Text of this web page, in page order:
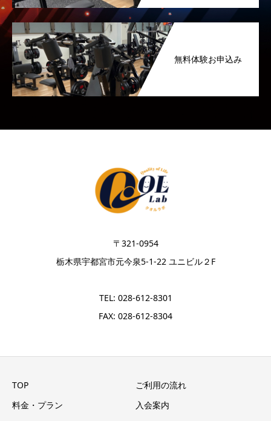
無料体験お申込み
〒321-0954
栃木県宇都宮市元今泉5-1-22 ユニビル２F
TEL: 028-612-8301
FAX: 028-612-8304
TOP
ご利用の流れ
料金・プラン
入会案内